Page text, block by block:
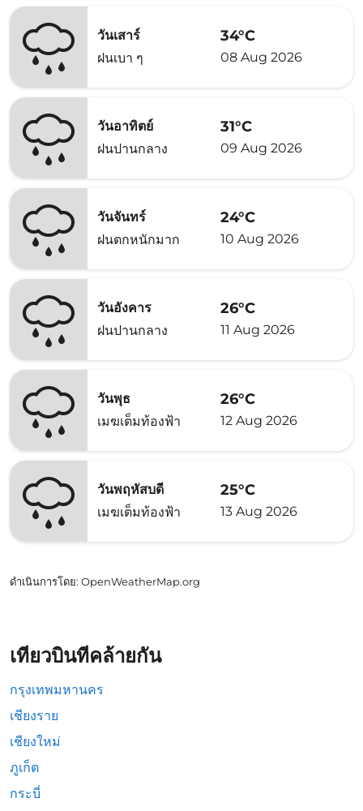
วันเสาร์
ฝนเบา ๆ
34°C
08 Aug 2026
วันอาทิตย์
ฝนปานกลาง
31°C
09 Aug 2026
วันจันทร์
ฝนตกหนักมาก
24°C
10 Aug 2026
วันอังคาร
ฝนปานกลาง
26°C
11 Aug 2026
วันพุธ
เมฆเต็มท้องฟ้า
26°C
12 Aug 2026
วันพฤหัสบดี
เมฆเต็มท้องฟ้า
25°C
13 Aug 2026
ดำเนินการโดย: OpenWeatherMap.org
เที่ยวบินที่คล้ายกัน
กรุงเทพมหานคร
เชียงราย
เชียงใหม่
ภูเก็ต
กระบี่